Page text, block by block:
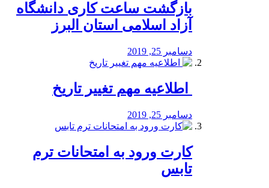
بازگشت ساعت کاری دانشگاه
آزاد اسلامی استان البرز
دسامبر 25, 2019
️ اطلاعیه مهم تغییر تاریخ
دسامبر 25, 2019
کارت ورود به امتحانات ترم
تابس